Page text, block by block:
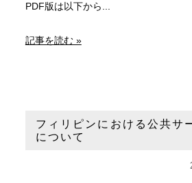
PDF版は以下から...
記事を読む »
フィリピンにおける公共サ
について